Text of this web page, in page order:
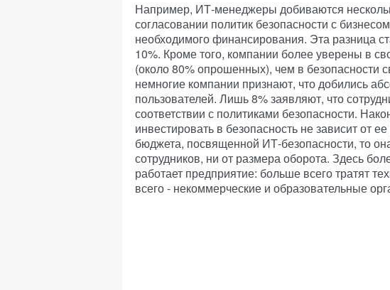
Например, ИТ-менеджеры добиваются
согласовании политик безопасности с
необходимого финансирования. Эта разница
10%. Кроме того, компании более уверены в
(около 80% опрошенных), чем в безопасности
немногие компании признают, что добились
пользователей. Лишь 8% заявляют, что
соответствии с политиками безопасности.
инвестировать в безопасность не зависит от
бюджета, посвященной ИТ-безопасности, то
сотрудников, ни от размера оборота. Здесь
работает предприятие: больше всего тратят
всего - некоммерческие и образовательные